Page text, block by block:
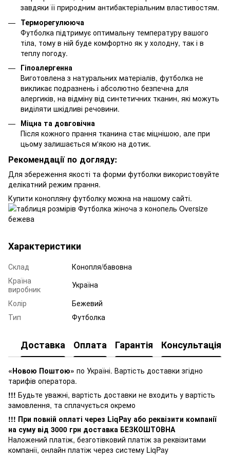
завдяки її природним антибактеріальним властивостям.
Терморегулююча
Футболка підтримує оптимальну температуру вашого
тіла, тому в ній буде комфортно як у холодну, так і в
теплу погоду.
Гіпоалергенна
Виготовлена з натуральних матеріалів, футболка не
викликає подразнень і абсолютно безпечна для
алергиків, на відміну від синтетичних тканин, які можуть
виділяти шкідливі речовини.
Міцна та довговічна
Після кожного прання тканина стає міцнішою, але при
цьому залишається м'якою на дотик.
Рекомендації по догляду:
Для збереження якості та форми футболки використовуйте
делікатний режим прання.
Купити конопляну футболку можна на нашому сайті.
Характеристики
Склад
Конопля/бавовна
Країна
виробник
Україна
Колір
Бежевий
Тип
Футболка
Доставка Оплата Гарантія Консультація
«Новою Поштою» по Україні. Вартість доставки згідно
тарифів оператора.
!!! Будьте уважні, вартість доставки не входить у вартість
замовлення, та сплачується окремо
!!! При повній оплаті через LiqPay або реквізити компанії
на суму від 3000 грн доставка БЕЗКОШТОВНА
Наложений платіж, безготівковий платіж за реквізитами
компанії, онлайн платіж через систему LiqPay